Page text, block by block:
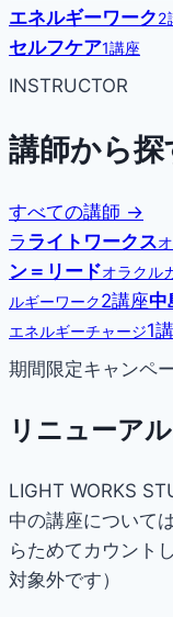
エネルギーワーク2
セルフケア1講座
INSTRUCTOR
講師から探
すべての講師 →
ラ ライトワークス
ン＝リードオラクル
ルギーワーク2講座中
エネルギーチャージ1
期間限定キャンペ
リニューア
LIGHT WORKS
中の講座について
らためてカウント
対象外です）